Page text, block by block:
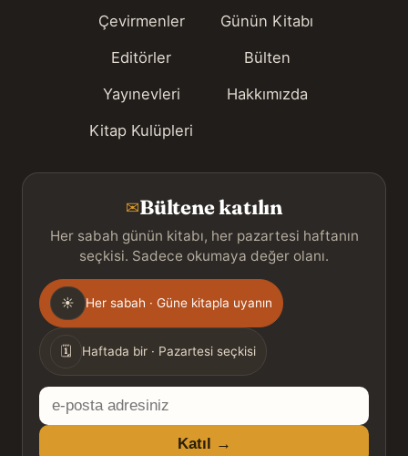
Çevirmenler
Editörler
Yayınevleri
Kitap Kulüpleri
Günün Kitabı
Bülten
Hakkımızda
✉Bültene katılın
Her sabah günün kitabı, her pazartesi haftanın
seçkisi. Sadece okumaya değer olanı.
Gönderim
sıklığı
☀ Her sabah · Güne kitapla uyanın
🗓 Haftada bir · Pazartesi seçkisi
E-
posta
Katıl →